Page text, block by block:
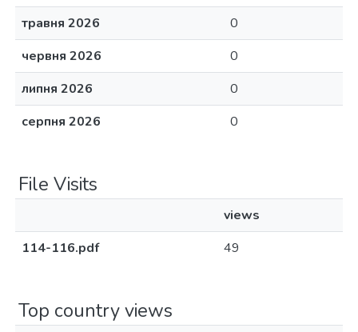
травня 2026
0
червня 2026
0
липня 2026
0
серпня 2026
0
File Visits
views
114-116.pdf
49
Top country views